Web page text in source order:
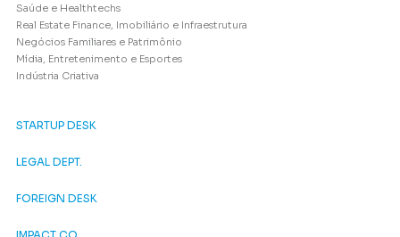
Saúde e Healthtechs
Real Estate Finance, Imobiliário e Infraestrutura
Negócios Familiares e Patrimônio
Mídia, Entretenimento e Esportes
Indústria Criativa
STARTUP DESK
LEGAL DEPT.
FOREIGN DESK